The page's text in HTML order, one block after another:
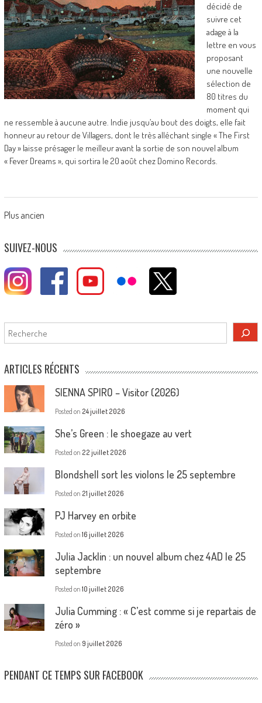
décidé de
suivre cet
adage à la
lettre en vous
proposant
une nouvelle
sélection de
80 titres du
moment qui
ne ressemble à aucune autre. Indie jusqu’au bout des doigts, elle fait
honneur au retour de Villagers, dont le très alléchant single « The First
Day » laisse présager le meilleur avant la sortie de son nouvel album
« Fever Dreams », qui sortira le 20 août chez Domino Records.
Posts
navigation
Plus ancien
SUIVEZ-NOUS
Rechercher
ARTICLES RÉCENTS
SIENNA SPIRO – Visitor (2026)
Posted on 24 juillet 2026
She’s Green : le shoegaze au vert
Posted on 22 juillet 2026
Blondshell sort les violons le 25 septembre
Posted on 21 juillet 2026
PJ Harvey en orbite
Posted on 16 juillet 2026
Julia Jacklin : un nouvel album chez 4AD le 25
septembre
Posted on 10 juillet 2026
Julia Cumming : « C’est comme si je repartais de
zéro »
Posted on 9 juillet 2026
PENDANT CE TEMPS SUR FACEBOOK